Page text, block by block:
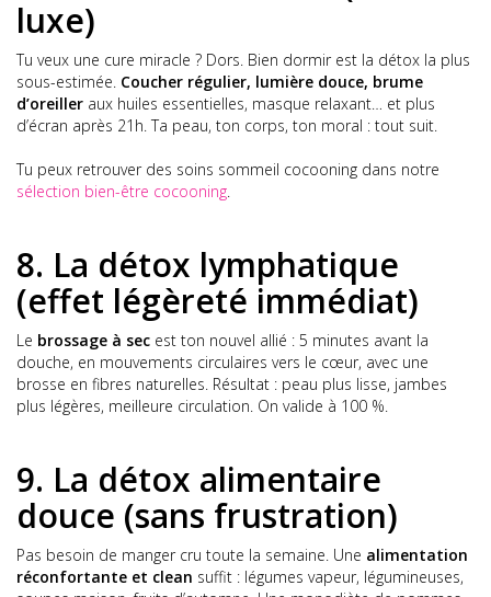
luxe)
Tu veux une cure miracle ? Dors. Bien dormir est la détox la plus
sous-estimée. Coucher régulier, lumière douce, brume
d’oreiller aux huiles essentielles, masque relaxant… et plus
d’écran après 21h. Ta peau, ton corps, ton moral : tout suit.
Tu peux retrouver des soins sommeil cocooning dans notre
sélection bien-être cocooning
8. La détox lymphatique
(effet légèreté immédiat)
Le brossage à sec est ton nouvel allié : 5 minutes avant la
douche, en mouvements circulaires vers le cœur, avec une
brosse en fibres naturelles. Résultat : peau plus lisse, jambes
plus légères, meilleure circulation. On valide à 100 %.
9. La détox alimentaire
douce (sans frustration)
Pas besoin de manger cru toute la semaine. Une alimentation
réconfortante et clean suffit : légumes vapeur, légumineuses,